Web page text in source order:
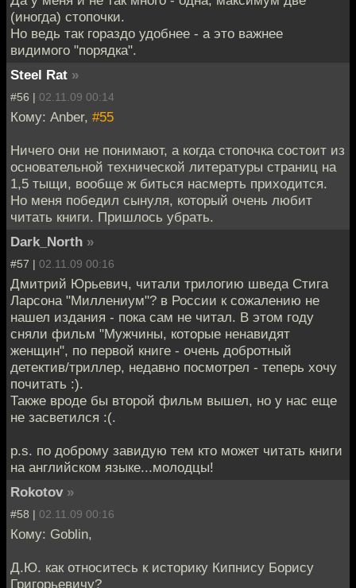
(иногда) стопочки.
Но ведь так гораздо удобнее - а это важнее
видимого "порядка".
Steel Rat »
#56 | 02.11.09 00:14
Кому: Anber, #55
Ничего они не понимают, а когда стопочка состоит из
основательной технической литературы страниц на
1,5 тыщи, вообще ж биться насмерть приходится.
Но меня победил сынуля, который очень любит
читать книги. Пришлось убрать.
Dark_North »
#57 | 02.11.09 00:16
Дмитрий Юрьевич, читали трилогию шведа Стига
Ларсона "Миллениум"? в России к сожалению не
нашел издания - пока сам не читал. В этом году
сняли фильм "Мужчины, которые ненавидят
женщин", по первой книге - очень добротный
детектив/триллер, недавно посмотрел - теперь хочу
почитать :).
Также вроде бы второй фильм вышел, но у нас еще
не засветился :(.
p.s. по доброму завидую тем кто может читать книги
на английском языке...молодцы!
Rokotov »
#58 | 02.11.09 00:16
Кому: Goblin,
Д.Ю. как относитесь к историку Кипнису Борису
Григорьевичу?